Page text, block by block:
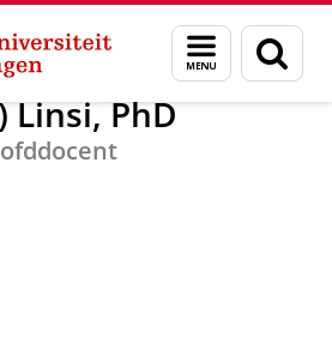
Menu
en
zoeken
L.A. (Lukas) Linsi, PhD
Linsi, PhD